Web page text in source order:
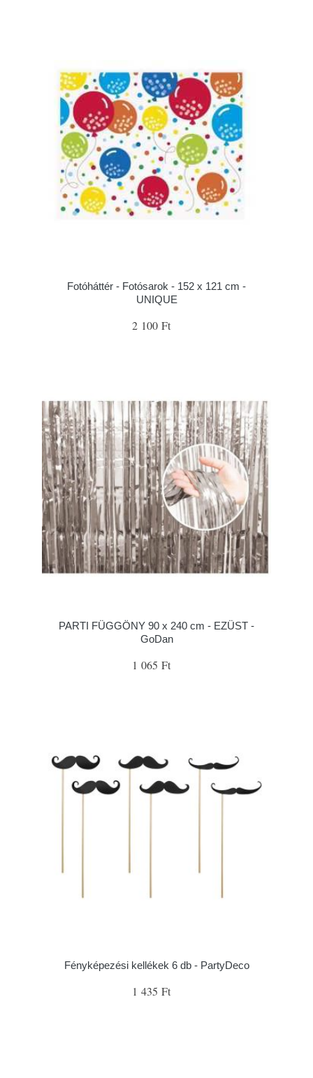
Fotóháttér - Fotósarok - 152 x 121 cm -
UNIQUE
2 100 Ft
PARTI FÜGGÖNY 90 x 240 cm - EZÜST -
GoDan
1 065 Ft
Fényképezési kellékek 6 db - PartyDeco
1 435 Ft